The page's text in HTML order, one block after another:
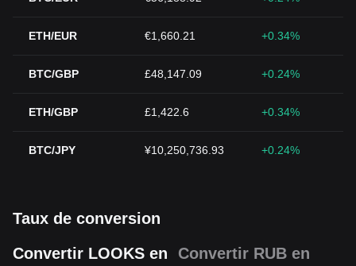
ETH/EUR €1,660.21 +0.34%
BTC/GBP £48,147.09 +0.24%
ETH/GBP £1,422.6 +0.34%
BTC/JPY ¥10,250,736.93 +0.24%
Taux de conversion
Convertir LOOKS en
Convertir RUB en